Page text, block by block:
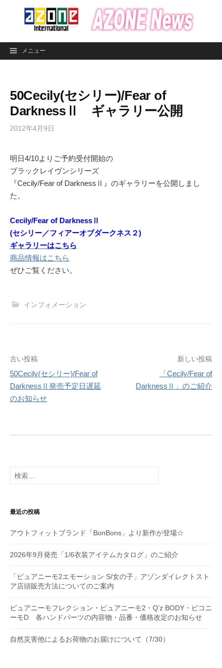
ン
メニュー
50Cecily(セシリー)/Fear of
DarknessⅡ ギャラリー公開
2012年4月9日
明日4/10よりご予約受付開始の
ブラックレイヴンシリーズ
『Cecily/Fear of DarknessⅡ』のギャラリーを公開しまし
た。
Cecily/Fear of DarknessⅡ
(セシリー／フィアーオブダークネス２)
ギャラリーはこちら
商品情報はこちら
ぜひご覧ください。
インフォメーション
投
稿
ナ
シ
ョ
ン
古い投稿
50Cecily(セシリー)/Fear of
DarknessⅡ発売予定日遅延
のお知らせ
新しい投稿
「Cecily/Fear of
DarknessⅡ」のご紹介
検
索:
最近の投稿
アウトフィットブランド「BonBons」より新作が登場☆
2026年9月発売「1/6衣装アイテムカタログ」のご紹介
「ピュアニーモ2エモーション S/女の子」アゾンダイレクトスト
ア店頭販売方法についてのご案内
ピュアニーモフレクション・ピュアニーモ2・Q’z BODY・ピコニ
ーモD 各ハンドパーツの内容物・品番・価格改定のお知らせ
自然災害他によるお荷物のお届けについて（7/30）